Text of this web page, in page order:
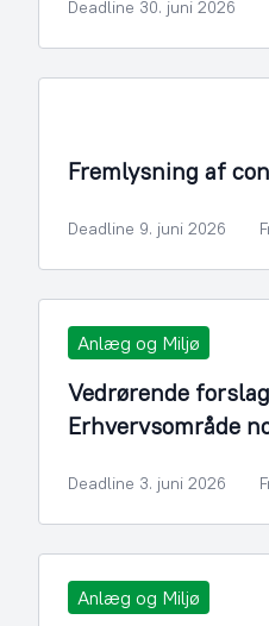
Deadline 30. juni 2026
Fremlysning af
Deadline 9. juni 2026
Anlæg og Miljø
Vedrørende
Erhvervsområde
Deadline 3. juni 2026
Anlæg og Miljø